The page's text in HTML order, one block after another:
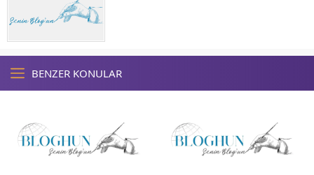
BENZER KONULAR